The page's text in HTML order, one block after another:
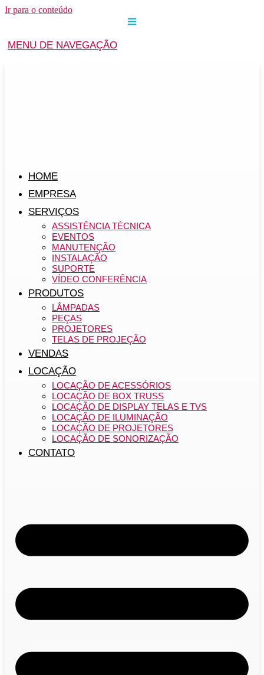
Ir para o conteúdo
MENU DE NAVEGAÇÃO
HOME
EMPRESA
SERVIÇOS
ASSISTÊNCIA TÉCNICA
EVENTOS
MANUTENÇÃO
INSTALAÇÃO
SUPORTE
VÍDEO CONFERÊNCIA
PRODUTOS
LÂMPADAS
PEÇAS
PROJETORES
TELAS DE PROJEÇÃO
VENDAS
LOCAÇÃO
LOCAÇÃO DE ACESSÓRIOS
LOCAÇÃO DE BOX TRUSS
LOCAÇÃO DE DISPLAY TELAS E TVS
LOCAÇÃO DE ILUMINAÇÃO
LOCAÇÃO DE PROJETORES
LOCAÇÃO DE SONORIZAÇÃO
CONTATO